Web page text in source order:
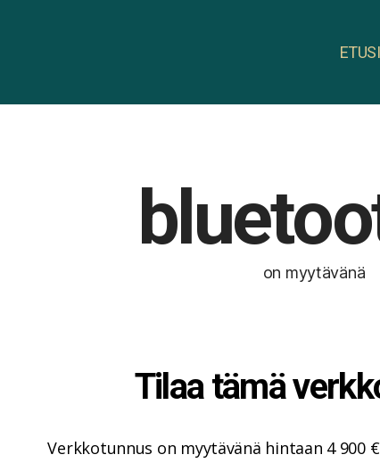
on myytävänä
Tilaa tämä
Verkkotunnus on myytävänä hintaan 4 900